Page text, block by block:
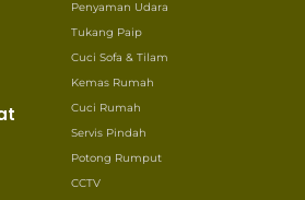
Penyaman Udara
Tukang Paip
Cuci Sofa & Tilam
Kemas Rumah
Cuci Rumah
Servis Pindah
Potong Rumput
CCTV